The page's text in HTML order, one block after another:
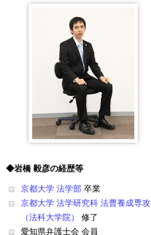
◆岩橋 毅彦の経歴等
京都大学 法学部 卒業
京都大学 法学研究科 法曹養成専攻
（法科大学院）
修了
愛知県弁護士会 会員